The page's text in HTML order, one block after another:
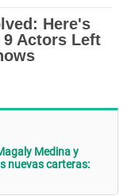
Medina y
nuevas carteras: